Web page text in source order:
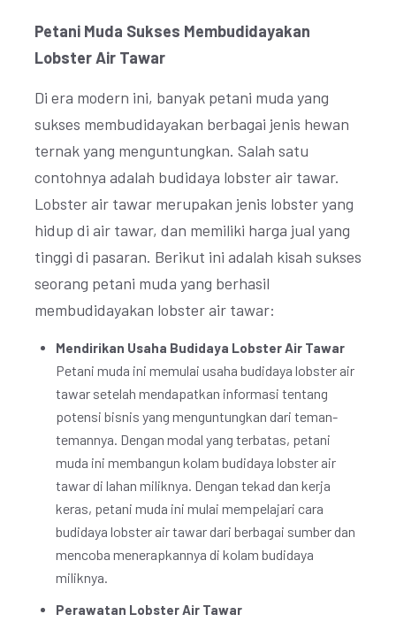
Petani Muda Sukses Membudidayakan
Lobster Air Tawar
Di era modern ini, banyak petani muda yang
sukses membudidayakan berbagai jenis hewan
ternak yang menguntungkan. Salah satu
contohnya adalah budidaya lobster air tawar.
Lobster air tawar merupakan jenis lobster yang
hidup di air tawar, dan memiliki harga jual yang
tinggi di pasaran. Berikut ini adalah kisah sukses
seorang petani muda yang berhasil
membudidayakan lobster air tawar:
Mendirikan Usaha Budidaya Lobster Air Tawar
Petani muda ini memulai usaha budidaya lobster air
tawar setelah mendapatkan informasi tentang
potensi bisnis yang menguntungkan dari teman-
temannya. Dengan modal yang terbatas, petani
muda ini membangun kolam budidaya lobster air
tawar di lahan miliknya. Dengan tekad dan kerja
keras, petani muda ini mulai mempelajari cara
budidaya lobster air tawar dari berbagai sumber dan
mencoba menerapkannya di kolam budidaya
miliknya.
Perawatan Lobster Air Tawar